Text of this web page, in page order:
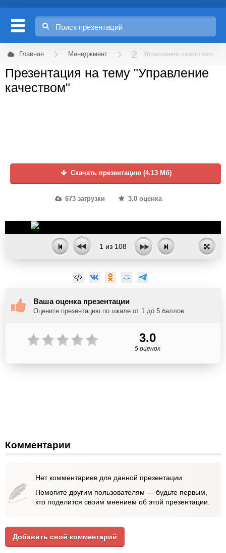
Главная Менеджмент Управление качеством
Презентация на тему "Управление
качеством"
Скачать презентацию (4.13 Мб)
673 загрузки 3.0 оценка
1 из 108
Ваша оценка презентации
Оцените презентацию по шкале от 1 до 5 баллов
3.0
5 оценок
Комментарии
Нет комментариев для данной презентации
Помогите другим пользователям — будьте первым,
кто поделится своим мнением об этой презентации.
Добавить свой комментарий